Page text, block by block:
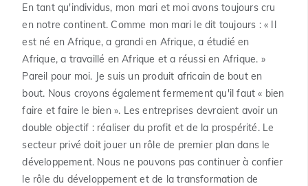
En tant qu'individus, mon mari et moi avons toujours cru
en notre continent. Comme mon mari le dit toujours : « Il
est né en Afrique, a grandi en Afrique, a étudié en
Afrique, a travaillé en Afrique et a réussi en Afrique. »
Pareil pour moi. Je suis un produit africain de bout en
bout. Nous croyons également fermement qu'il faut « bien
faire et faire le bien ». Les entreprises devraient avoir un
double objectif : réaliser du profit et de la prospérité. Le
secteur privé doit jouer un rôle de premier plan dans le
développement. Nous ne pouvons pas continuer à confier
le rôle du développement et de la transformation de